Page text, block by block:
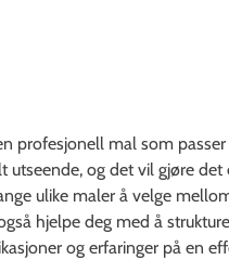
profesjonell mal som
og det vil gjøre det
ulike maler å velge
hjelpe deg med å
og erfaringer på en